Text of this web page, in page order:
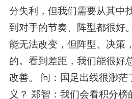
分失利，但我们需要从其中
到对手的节奏、阵型都很好
能无法改变，但阵型、决策
的。看到差距，我们能很好
改善。 问：国足出线很渺茫
义？ 郑智：我们会看积分